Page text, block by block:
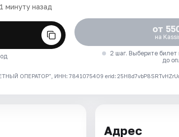
минуту назад
от
на
2 шаг. Выберите
до
ОПЕРАТОР", ИНН: 7841075409 erid:
Адрес